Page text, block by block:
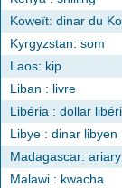
Koweït: dinar du
Kyrgyzstan: som
Laos: kip
Liban : livre
Libéria : dollar
Libye : dinar libyen
Madagascar: ariary
Malawi : kwacha